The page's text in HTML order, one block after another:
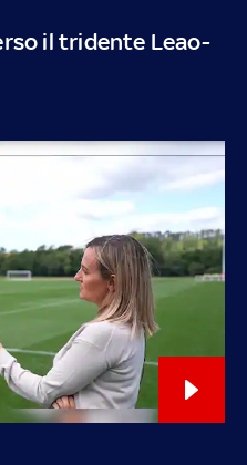
il tridente Leao-